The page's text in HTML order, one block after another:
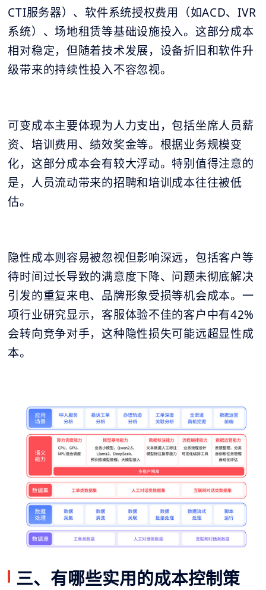
CTI服务器）、软件系统授权费用（如ACD、IVR
系统）、场地租赁等基础设施投入。这部分成本
相对稳定，但随着技术发展，设备折旧和软件升
级带来的持续性投入不容忽视。
可变成本主要体现为人力支出，包括坐席人员薪
资、培训费用、绩效奖金等。根据业务规模变
化，这部分成本会有较大浮动。特别值得注意的
是，人员流动带来的招聘和培训成本往往被低
估。
隐性成本则容易被忽视但影响深远，包括客户等
待时间过长导致的满意度下降、问题未彻底解决
引发的重复来电、品牌形象受损等机会成本。一
项行业研究显示，客服体验不佳的客户中有42%
会转向竞争对手，这种隐性损失可能远超显性成
本。
三、有哪些实用的成本控制策